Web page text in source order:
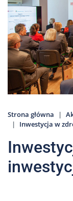
Kontakt
801
502
302
Strona główna
Inwestycja w